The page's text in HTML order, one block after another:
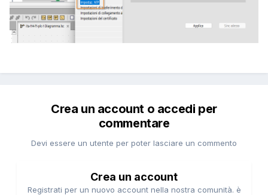
Crea un account o accedi per
commentare
Devi essere un utente per poter lasciare un commento
Crea un account
Registrati per un nuovo account nella nostra comunità. è